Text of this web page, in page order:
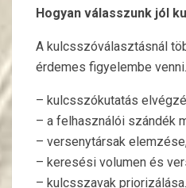
Hogyan válasszunk jól
A kulcsszóválasztásnál
érdemes figyelembe venni.
– kulcsszókutatás
– a felhasználói szándék
– versenytársak
– keresési volumen és
– kulcsszavak priorizálása.